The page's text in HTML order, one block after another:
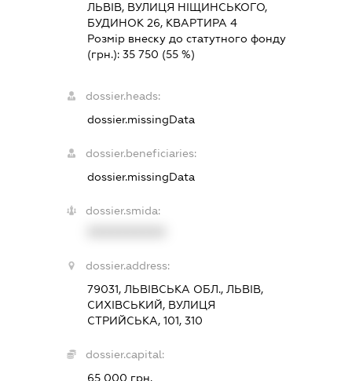
ЛЬВІВ, ВУЛИЦЯ НІЩИНСЬКОГО,
БУДИНОК 26, КВАРТИРА 4
Розмір внеску до статутного фонду
(грн.):35 750 (55 %)
dossier.heads:
dossier.missingData
dossier.beneficiaries:
dossier.missingData
dossier.smida:
dossier.address:
79031, ЛЬВІВСЬКА ОБЛ., ЛЬВІВ,
СИХІВСЬКИЙ, ВУЛИЦЯ
СТРИЙСЬКА, 101, 310
dossier.capital:
65 000 грн.